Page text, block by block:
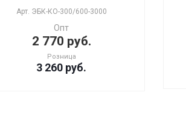
Арт. ЭБК-КО-300/600-3000
Опт
2 770 руб.
Розница
3 260 руб.